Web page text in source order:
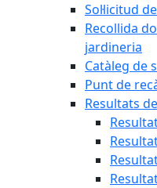
Sol·licitud
Recollida
jardineria
Catàleg de
Punt de
Resultats